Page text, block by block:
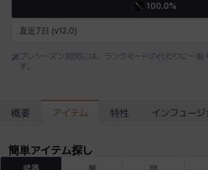
カーラ ガーネット キアラ キャッシー
100.0%
直近7日 (v12.0)
プレシーズン期間には、ランクモードの代わりに一
す。
概要 アイテム 特性 インフュージ
簡単アイテム探し